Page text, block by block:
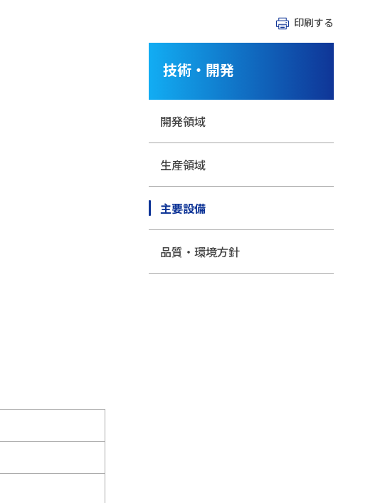
印刷する
技術・開発
開発領域
生産領域
主要設備
品質・環境方針